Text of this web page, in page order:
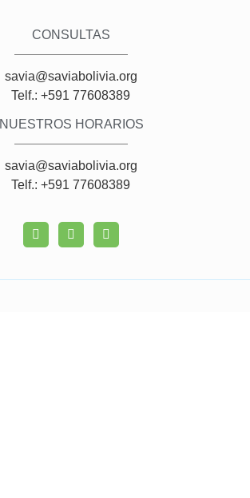
CONSULTAS
savia@saviabolivia.org
Telf.: +591 77608389
NUESTROS HORARIOS
savia@saviabolivia.org
Telf.: +591 77608389